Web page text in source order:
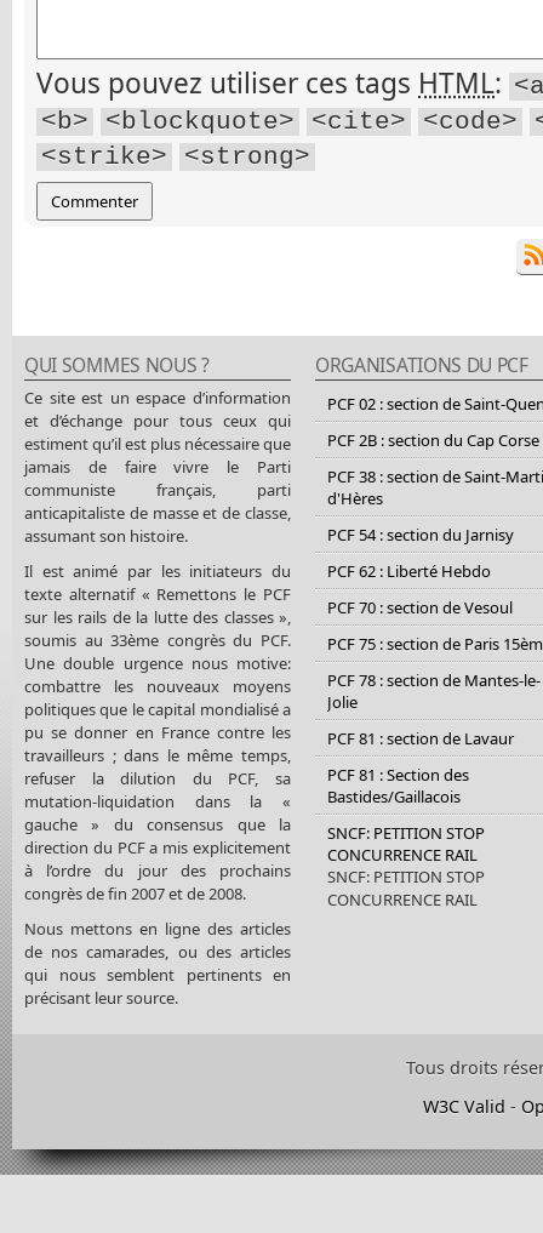
Vous pouvez utiliser ces tags HTML:
<b>
<blockquote> <cite> <code>
<strike>
<strong>
QUI SOMMES NOUS ?
Ce site est un espace d’information
et d’échange pour tous ceux qui
estiment qu’il est plus nécessaire que
jamais de faire vivre le Parti
communiste français, parti
anticapitaliste de masse et de classe,
assumant son histoire.
Il est animé par les initiateurs du
texte alternatif « Remettons le PCF
sur les rails de la lutte des classes »,
soumis au 33ème congrès du PCF.
Une double urgence nous motive:
combattre les nouveaux moyens
politiques que le capital mondialisé a
pu se donner en France contre les
travailleurs ; dans le même temps,
refuser la dilution du PCF, sa
mutation-liquidation dans la «
gauche » du consensus que la
direction du PCF a mis explicitement
à l’ordre du jour des prochains
congrès de fin 2007 et de 2008.
Nous mettons en ligne des articles
de nos camarades, ou des articles
qui nous semblent pertinents en
précisant leur source.
ORGANISATIONS DU PCF
PCF 02 : section de Saint-
PCF 2B : section du Cap Corse
PCF 38 : section de Saint-
d'Hères
PCF 54 : section du Jarnisy
PCF 62 : Liberté Hebdo
PCF 70 : section de Vesoul
PCF 75 : section de Paris
PCF 78 : section de Mantes-le-
Jolie
PCF 81 : section de Lavaur
PCF 81 : Section des
Bastides/Gaillacois
SNCF: PETITION STOP
CONCURRENCE RAIL
SNCF: PETITION STOP
CONCURRENCE RAIL
Tous droits
W3C Valid -